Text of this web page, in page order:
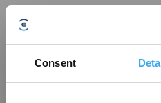
Consent